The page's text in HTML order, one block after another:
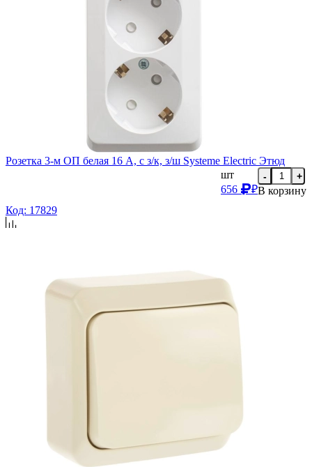
Розетка 3-м ОП белая 16 А, с з/к, з/ш Systeme Electric Этюд
шт
656
₽
- +
В корзину
Код: 17829